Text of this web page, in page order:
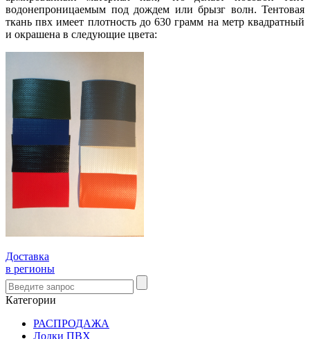
водонепроницаемым под дождем или брызг волн. Тентовая
ткань пвх имеет плотность до 630 грамм на метр квадратный
и окрашена в следующие цвета:
Доставка
в регионы
Категории
РАСПРОДАЖА
Лодки ПВХ